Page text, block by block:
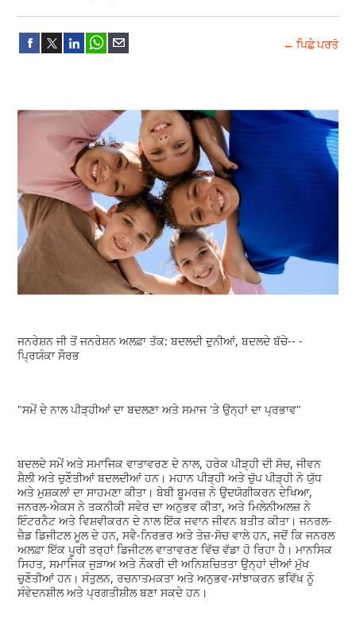
← ਪਿਛੇ ਪਰਤੋ
ਜਨਰੇਸ਼ਨ ਜੀ ਤੋਂ ਜਨਰੇਸ਼ਨ ਅਲਫ਼ਾ ਤੱਕ: ਬਦਲਦੀ ਦੁਨੀਆਂ, ਬਦਲਦੇ ਬੱਚੇ-- -
ਪ੍ਰਿਯੰਕਾ ਸੌਰਭ
"ਸਮੇਂ ਦੇ ਨਾਲ ਪੀੜ੍ਹੀਆਂ ਦਾ ਬਦਲਣਾ ਅਤੇ ਸਮਾਜ 'ਤੇ ਉਨ੍ਹਾਂ ਦਾ ਪ੍ਰਭਾਵ"
ਬਦਲਦੇ ਸਮੇਂ ਅਤੇ ਸਮਾਜਿਕ ਵਾਤਾਵਰਣ ਦੇ ਨਾਲ, ਹਰੇਕ ਪੀੜ੍ਹੀ ਦੀ ਸੋਚ, ਜੀਵਨ
ਸ਼ੈਲੀ ਅਤੇ ਚੁਣੌਤੀਆਂ ਬਦਲਦੀਆਂ ਹਨ। ਮਹਾਨ ਪੀੜ੍ਹੀ ਅਤੇ ਚੁੱਪ ਪੀੜ੍ਹੀ ਨੇ ਯੁੱਧ
ਅਤੇ ਮੁਸ਼ਕਲਾਂ ਦਾ ਸਾਹਮਣਾ ਕੀਤਾ। ਬੇਬੀ ਬੂਮਰਜ਼ ਨੇ ਉਦਯੋਗੀਕਰਨ ਦੇਖਿਆ,
ਜਨਰਲ-ਐਕਸ ਨੇ ਤਕਨੀਕੀ ਸਵੇਰ ਦਾ ਅਨੁਭਵ ਕੀਤਾ, ਅਤੇ ਮਿਲੇਨੀਅਲਜ਼ ਨੇ
ਇੰਟਰਨੈਟ ਅਤੇ ਵਿਸ਼ਵੀਕਰਨ ਦੇ ਨਾਲ ਇੱਕ ਜਵਾਨ ਜੀਵਨ ਬਤੀਤ ਕੀਤਾ। ਜਨਰਲ-
ਜ਼ੈਡ ਡਿਜੀਟਲ ਮੂਲ ਦੇ ਹਨ, ਸਵੈ-ਨਿਰਭਰ ਅਤੇ ਤੇਜ਼-ਸੋਚ ਵਾਲੇ ਹਨ, ਜਦੋਂ ਕਿ ਜਨਰਲ
ਅਲਫ਼ਾ ਇੱਕ ਪੂਰੀ ਤਰ੍ਹਾਂ ਡਿਜੀਟਲ ਵਾਤਾਵਰਣ ਵਿੱਚ ਵੱਡਾ ਹੋ ਰਿਹਾ ਹੈ। ਮਾਨਸਿਕ
ਸਿਹਤ, ਸਮਾਜਿਕ ਜੁੜਾਅ ਅਤੇ ਨੌਕਰੀ ਦੀ ਅਨਿਸ਼ਚਿਤਤਾ ਉਨ੍ਹਾਂ ਦੀਆਂ ਮੁੱਖ
ਚੁਣੌਤੀਆਂ ਹਨ। ਸੰਤੁਲਨ, ਰਚਨਾਤਮਕਤਾ ਅਤੇ ਅਨੁਭਵ-ਸਾਂਝਾਕਰਨ ਭਵਿੱਖ ਨੂੰ
ਸੰਵੇਦਨਸ਼ੀਲ ਅਤੇ ਪ੍ਰਗਤੀਸ਼ੀਲ ਬਣਾ ਸਕਦੇ ਹਨ।